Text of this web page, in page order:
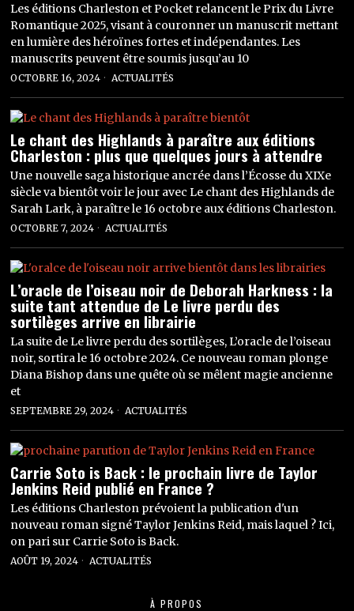
Les éditions Charleston et Pocket relancent le Prix du Livre
Romantique 2025, visant à couronner un manuscrit mettant
en lumière des héroïnes fortes et indépendantes. Les
manuscrits peuvent être soumis jusqu’au 10
OCTOBRE 16, 2024 ACTUALITÉS
Le chant des Highlands à paraître aux éditions
Charleston : plus que quelques jours à attendre
Une nouvelle saga historique ancrée dans l’Écosse du XIXe
siècle va bientôt voir le jour avec Le chant des Highlands de
Sarah Lark, à paraître le 16 octobre aux éditions Charleston.
OCTOBRE 7, 2024 ACTUALITÉS
L’oracle de l’oiseau noir de Deborah Harkness : la
suite tant attendue de Le livre perdu des
sortilèges arrive en librairie
La suite de Le livre perdu des sortilèges, L’oracle de l’oiseau
noir, sortira le 16 octobre 2024. Ce nouveau roman plonge
Diana Bishop dans une quête où se mêlent magie ancienne
et
SEPTEMBRE 29, 2024 ACTUALITÉS
Carrie Soto is Back : le prochain livre de Taylor
Jenkins Reid publié en France ?
Les éditions Charleston prévoient la publication d'un
nouveau roman signé Taylor Jenkins Reid, mais laquel ? Ici,
on pari sur Carrie Soto is Back.
AOÛT 19, 2024 ACTUALITÉS
À PROPOS